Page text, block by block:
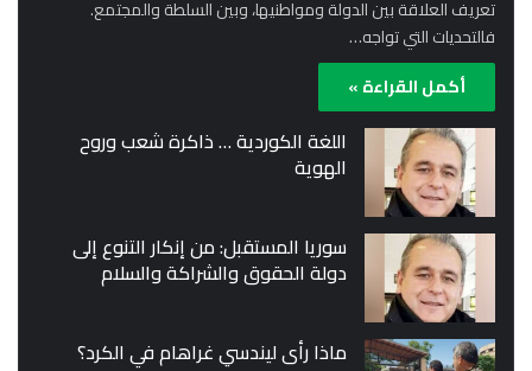
تعريف العلاقة بين الدولة ومواطنيها، وبين السلطة والمجتمع.
فالتحديات التي تواجه…
أكمل القراءة »
اللغة الكوردية … ذاكرة شعب وروح
الهوية
سوريا المستقبل: من إنكار التنوع إلى
دولة الحقوق والشراكة والسلام
ماذا رأى ليندسي غراهام في الكرد؟